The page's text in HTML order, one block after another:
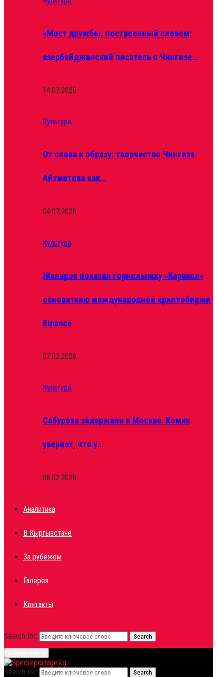
«Мост дружбы, построенный словом:
азербайджанский писатель о Чингизе…
14.07.2026
Культура
От слова к образу: творчество Чингиза
Айтматова как…
04.07.2026
Культура
Жапаров показал горнолыжку «Каракол»
основателю международной криптобиржи
Binance
07.02.2026
Культура
Сабурова задержали в Москве. Комик
уверяет, что у…
06.02.2026
Аналитика
В Кыргызстане
За рубежом
Галерея
Контакты
Search for: Search
Search for: Search